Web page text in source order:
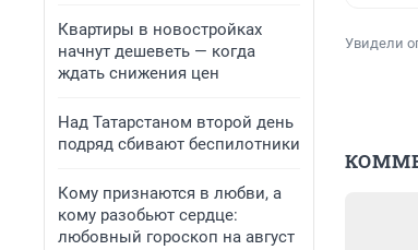
Квартиры в новостройках
начнут дешеветь — когда
ждать снижения цен
Над Татарстаном второй день
подряд сбивают беспилотники
Кому признаются в любви, а
кому разобьют сердце:
любовный гороскоп на август
Увидели